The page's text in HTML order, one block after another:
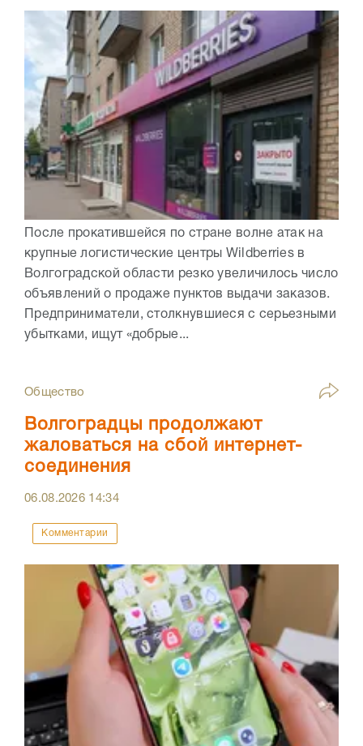
После прокатившейся по стране волне атак на
крупные логистические центры Wildberries в
Волгоградской области резко увеличилось число
объявлений о продаже пунктов выдачи заказов.
Предприниматели, столкнувшиеся с серьезными
убытками, ищут «добрые...
Общество
Волгоградцы продолжают
жаловаться на сбой интернет-
соединения
06.08.2026 14:34
Комментарии